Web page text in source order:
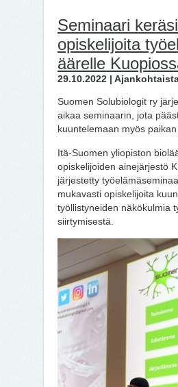
Seminaari keräsi
opiskelijoita
äärelle
29.10.2022 |
Suomen Solubiologit ry
aikaa seminaarin, jota
kuuntelemaan myös paikan
Itä-Suomen yliopiston
opiskelijoiden ainejärjestö
järjestetty
mukavasti opiskelijoita
työllistyneiden näkökulmia
siirtymisestä.